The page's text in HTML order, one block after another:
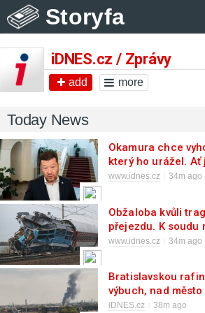
Storyfa
iDNES.cz / Zprávy
add more
Today News
Okamura chce
který ho urážel.
napsal
www.idnes.cz 34m ago
Obžaloba kvůli
přejezdu. K soudu
firma
www.idnes.cz 34m ago
Bratislavskou
výbuch, nad
dým
iDNES.cz 38m ago
Pull down to